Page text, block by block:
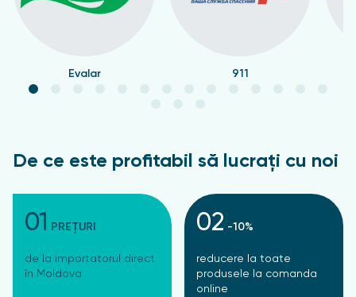
Evalar 911
De ce este profitabil să lucrați cu noi
01 PREȚURI
de la importatorul direct
în Moldova
02 -10%
reducere la toate
produsele la comanda
online